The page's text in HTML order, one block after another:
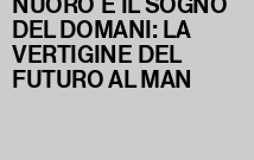
DEL DOMANI: LA
VERTIGINE DEL
FUTURO AL MAN